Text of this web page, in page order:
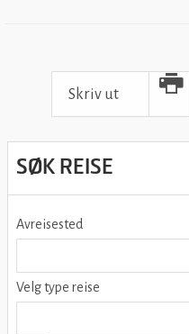
Skriv ut
Print icon
SØK REISE
Avreisested
Velg type reise